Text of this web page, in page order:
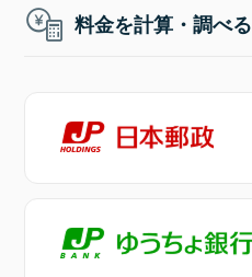
料金を計算・調べる